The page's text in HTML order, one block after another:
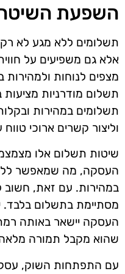
השפעת השיטה
תשלומים ללא מגע לא
אלא גם משפיעים על
מצפים לנוחות
תשלום מודרניות
תשלומים במהירות
וליצור קשרים ארוכי
שיטות תשלום אלו
העסקה, מה שמאפשר
במהירות. עם זאת, חשוב
מסתיימת בתשלום
העסקה יישאר באותה
שהוא מקבל תמורה
עם התפתחות השוק,